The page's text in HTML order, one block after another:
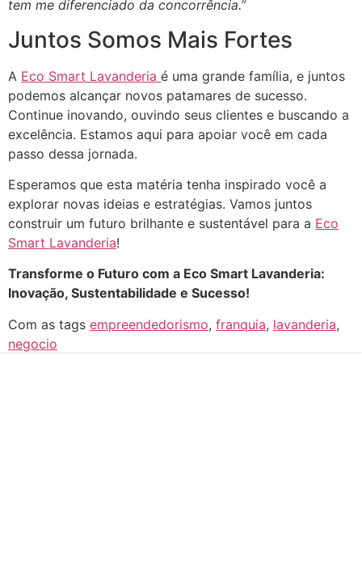
tem me diferenciado da concorrência.”
Juntos Somos Mais Fortes
A Eco Smart Lavanderia é uma grande família, e juntos
podemos alcançar novos patamares de sucesso.
Continue inovando, ouvindo seus clientes e buscando a
excelência. Estamos aqui para apoiar você em cada
passo dessa jornada.
Esperamos que esta matéria tenha inspirado você a
explorar novas ideias e estratégias. Vamos juntos
construir um futuro brilhante e sustentável para a Eco
Smart Lavanderia!
Transforme o Futuro com a Eco Smart Lavanderia:
Inovação, Sustentabilidade e Sucesso!
Com as tags empreendedorismo, franquia, lavanderia,
negocio